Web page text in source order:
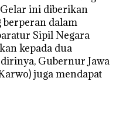
ini diberikan
berperan dalam
Sipil Negara
kepada dua
Gubernur Jawa
juga mendapat